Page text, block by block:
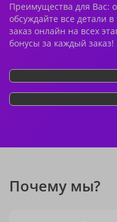
Преимущества для Вас:
обсуждайте все детали
заказ онлайн на всех
бонусы за каждый заказ!
Почему мы?